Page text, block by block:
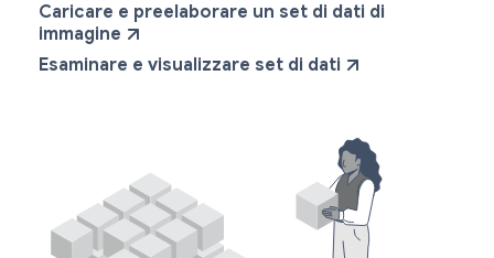
Caricare e preelaborare un set di dati di
immagine
Esaminare e visualizzare set di dati